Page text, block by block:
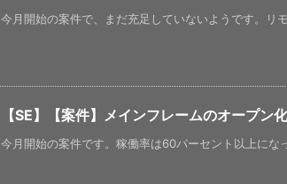
今月開始の案件で、まだ充足していないようです。リ
【SE】【案件】メインフレームのオープン化
今月開始の案件です。稼働率は60パーセント以上にな